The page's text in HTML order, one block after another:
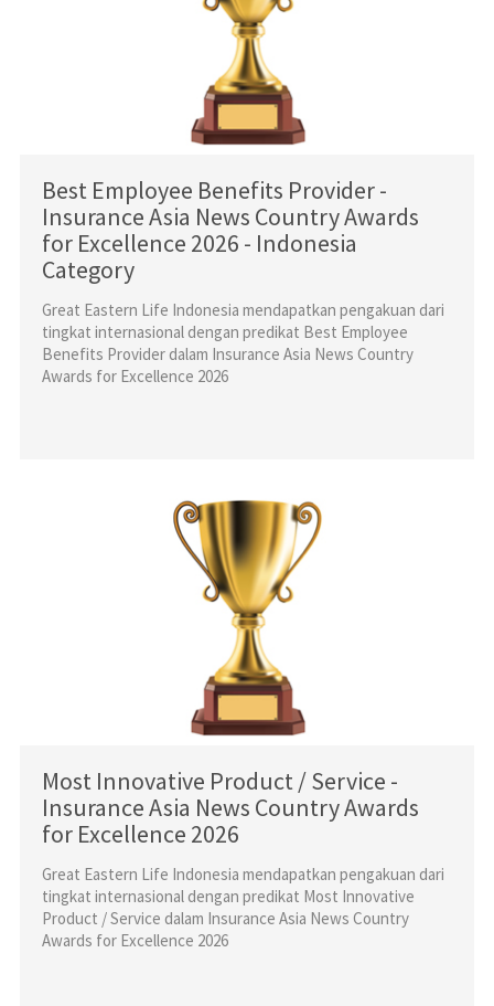
Best Employee Benefits Provider -
Insurance Asia News Country Awards
for Excellence 2026 - Indonesia
Category
Great Eastern Life Indonesia mendapatkan pengakuan dari
tingkat internasional dengan predikat Best Employee
Benefits Provider dalam Insurance Asia News Country
Awards for Excellence 2026
Most Innovative Product / Service -
Insurance Asia News Country Awards
for Excellence 2026
Great Eastern Life Indonesia mendapatkan pengakuan dari
tingkat internasional dengan predikat Most Innovative
Product / Service dalam Insurance Asia News Country
Awards for Excellence 2026